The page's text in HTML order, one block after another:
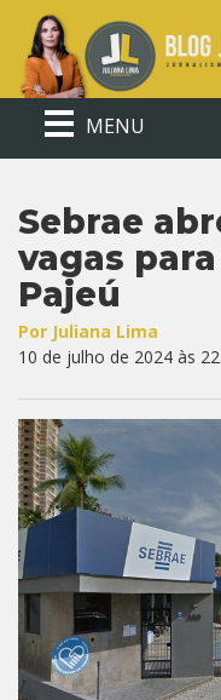
MENU
Sebrae
vagas
Pajeú
Por Juliana Lima
10 de julho de 2024 às